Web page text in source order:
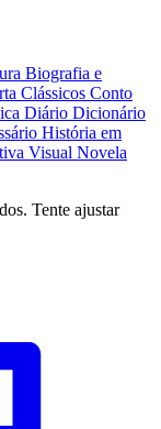
Biografia e
Clássicos Conto
Diário Dicionário
História em
Visual Novela
Tente ajustar